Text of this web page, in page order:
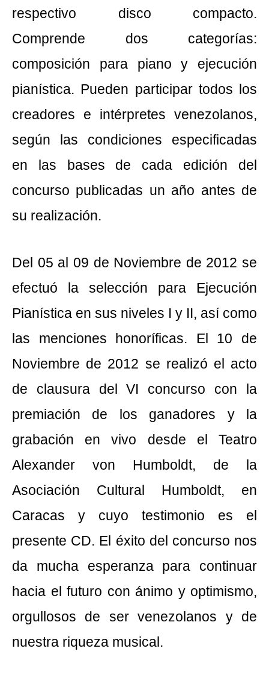
respectivo disco compacto.
Comprende dos categorías:
composición para piano y ejecución
pianística. Pueden participar todos los
creadores e intérpretes venezolanos,
según las condiciones especificadas
en las bases de cada edición del
concurso publicadas un año antes de
su realización.
Del 05 al 09 de Noviembre de 2012 se
efectuó la selección para Ejecución
Pianística en sus niveles I y II, así como
las menciones honoríficas. El 10 de
Noviembre de 2012 se realizó el acto
de clausura del VI concurso con la
premiación de los ganadores y la
grabación en vivo desde el Teatro
Alexander von Humboldt, de la
Asociación Cultural Humboldt, en
Caracas y cuyo testimonio es el
presente CD. El éxito del concurso nos
da mucha esperanza para continuar
hacia el futuro con ánimo y optimismo,
orgullosos de ser venezolanos y de
nuestra riqueza musical.